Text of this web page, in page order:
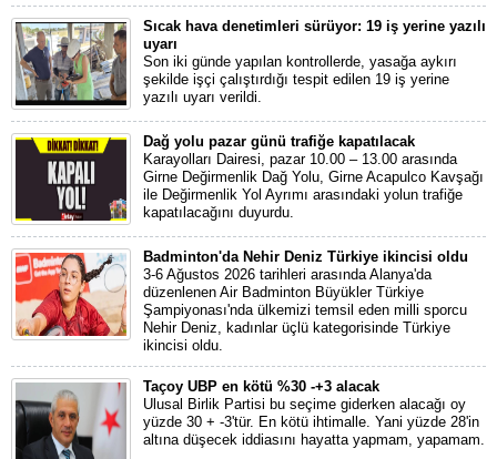
Sıcak hava denetimleri sürüyor: 19 iş yerine yazılı
uyarı
Son iki günde yapılan kontrollerde, yasağa aykırı
şekilde işçi çalıştırdığı tespit edilen 19 iş yerine
yazılı uyarı verildi.
Dağ yolu pazar günü trafiğe kapatılacak
Karayolları Dairesi, pazar 10.00 – 13.00 arasında
Girne Değirmenlik Dağ Yolu, Girne Acapulco Kavşağı
ile Değirmenlik Yol Ayrımı arasındaki yolun trafiğe
kapatılacağını duyurdu.
Badminton'da Nehir Deniz Türkiye ikincisi oldu
3-6 Ağustos 2026 tarihleri arasında Alanya'da
düzenlenen Air Badminton Büyükler Türkiye
Şampiyonası'nda ülkemizi temsil eden milli sporcu
Nehir Deniz, kadınlar üçlü kategorisinde Türkiye
ikincisi oldu.
Taçoy UBP en kötü %30 -+3 alacak
Ulusal Birlik Partisi bu seçime giderken alacağı oy
yüzde 30 + -3'tür. En kötü ihtimalle. Yani yüzde 28'in
altına düşecek iddiasını hayatta yapmam, yapamam.